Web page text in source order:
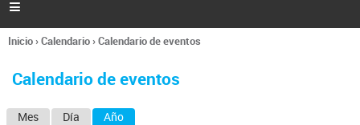
l

Se
usted
Inicio›Calendario›Calendario de eventos
Calendario de eventos
Mes Día Año